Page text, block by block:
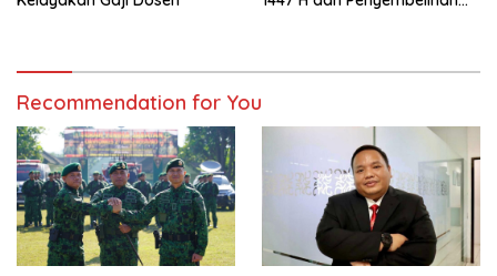
Recommendation for You